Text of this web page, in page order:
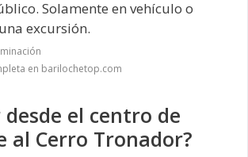
Solamente en vehículo o
excursión.
en barilochetop.com
desde el centro de
al Cerro Tronador?